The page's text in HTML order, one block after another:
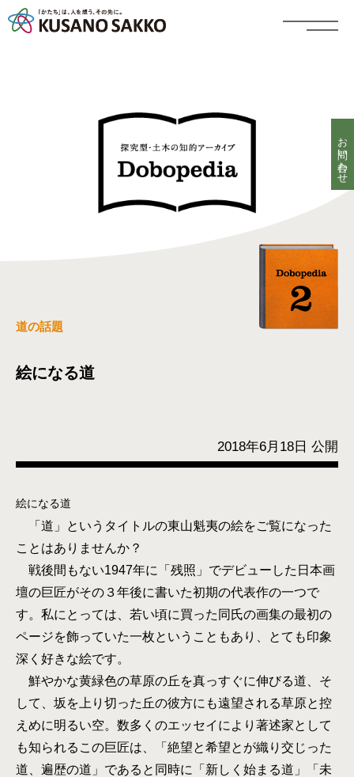
道の話題
絵になる道
2018年6月18日 公開
絵になる道
「道」というタイトルの東山魁夷の絵をご覧になった
ことはありませんか？
戦後間もない1947年に「残照」でデビューした日本画
壇の巨匠がその３年後に書いた初期の代表作の一つで
す。私にとっては、若い頃に買った同氏の画集の最初の
ページを飾っていた一枚ということもあり、とても印象
深く好きな絵です。
鮮やかな黄緑色の草原の丘を真っすぐに伸びる道、そ
して、坂を上り切った丘の彼方にも遠望される草原と控
えめに明るい空。数多くのエッセイにより著述家として
も知られるこの巨匠は、「絶望と希望とが織り交じった
道、遍歴の道」であると同時に「新しく始まる道」「未
お問い合わせ